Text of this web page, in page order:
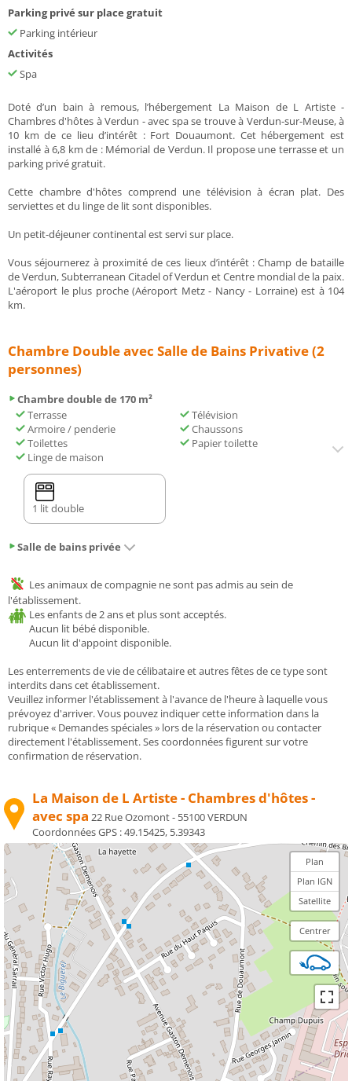
Parking privé sur place gratuit
Parking intérieur
Activités
Spa
Doté d’un bain à remous, l’hébergement La Maison de L Artiste -
Chambres d'hôtes à Verdun - avec spa se trouve à Verdun-sur-Meuse, à
10 km de ce lieu d’intérêt : Fort Douaumont. Cet hébergement est
installé à 6,8 km de : Mémorial de Verdun. Il propose une terrasse et un
parking privé gratuit.
Cette chambre d'hôtes comprend une télévision à écran plat. Des
serviettes et du linge de lit sont disponibles.
Un petit-déjeuner continental est servi sur place.
Vous séjournerez à proximité de ces lieux d’intérêt : Champ de bataille
de Verdun, Subterranean Citadel of Verdun et Centre mondial de la paix.
L'aéroport le plus proche (Aéroport Metz - Nancy - Lorraine) est à 104
km.
Chambre Double avec Salle de Bains Privative (2
personnes)
Chambre double de 170 m²
Terrasse
Télévision
Armoire / penderie
Chaussons
Toilettes
Papier toilette
Linge de maison
1 lit double
Salle de bains privée
Les animaux de compagnie ne sont pas admis au sein de
l'établissement.
Les enfants de 2 ans et plus sont acceptés.
Aucun lit bébé disponible.
Aucun lit d'appoint disponible.
Les enterrements de vie de célibataire et autres fêtes de ce type sont
interdits dans cet établissement.
Veuillez informer l'établissement à l'avance de l'heure à laquelle vous
prévoyez d'arriver. Vous pouvez indiquer cette information dans la
rubrique « Demandes spéciales » lors de la réservation ou contacter
directement l'établissement. Ses coordonnées figurent sur votre
confirmation de réservation.
La Maison de L Artiste - Chambres d'hôtes -
avec spa 22 Rue Ozomont - 55100 VERDUN
Coordonnées GPS :49.15425, 5.39343
Plan
Plan IGN
Satellite
Centrer